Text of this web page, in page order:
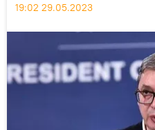
19:02 29.05.2023